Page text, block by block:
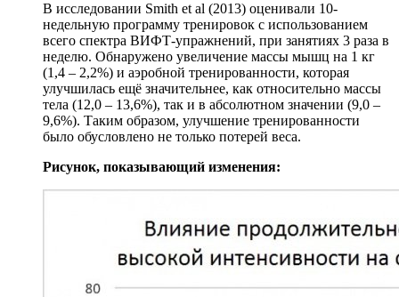
В исследовании Smith et al (2013) оценивали 10-
недельную программу тренировок с использованием
всего спектра ВИФТ-упражнений, при занятиях 3 раза в
неделю. Обнаружено увеличение массы мышц на 1 кг
(1,4 – 2,2%) и аэробной тренированности, которая
улучшилась ещё значительнее, как относительно массы
тела (12,0 – 13,6%), так и в абсолютном значении (9,0 –
9,6%). Таким образом, улучшение тренированности
было обусловлено не только потерей веса.
Рисунок, показывающий изменения: